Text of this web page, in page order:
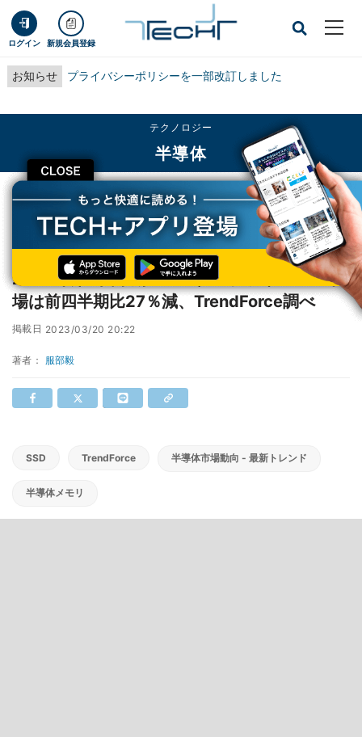
ログイン 新規会員登録
お知らせ プライバシーポリシーを一部改訂しました
CLOSE
テクノロジー
半導体
TECH+ テクノロジー
半導体
2022年第4四半期のエンタープライズSSD市場は前四半期比27％減、
2022年第4四半期のエンタープライズSSD市
場は前四半期比27％減、TrendForce調べ
掲載日 2023/03/20 20:22
著者： 服部毅
SSD TrendForce 半導体市場動向 - 最新トレンド
半導体メモリ